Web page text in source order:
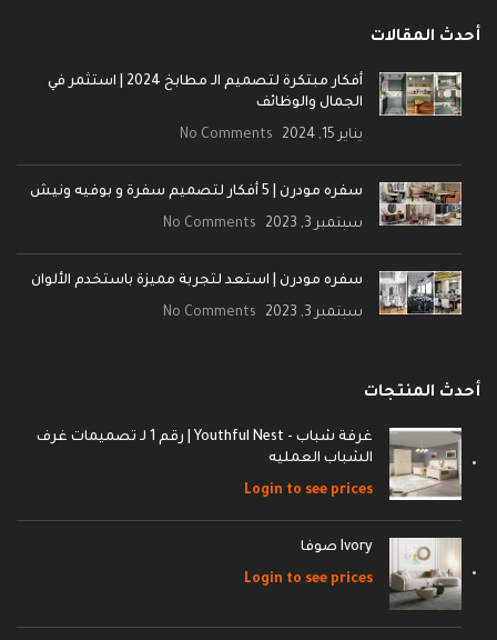
أحدث المقالات
أفكار مبتكرة لتصميم الـ مطابخ 2024 | استثمر في
الجمال والوظائف
يناير 15, 2024 No Comments
سفره مودرن | 5 أفكار لتصميم سفرة و بوفيه ونيش
سبتمبر 3, 2023 No Comments
سفره مودرن | استعد لتجربة مميزة باستخدم الألوان
سبتمبر 3, 2023 No Comments
أحدث المنتجات
غرفة شباب - Youthful Nest | رقم 1 لـ تصميمات غرف
الشباب العمليه
Login to see prices
Ivory صوفا
Login to see prices